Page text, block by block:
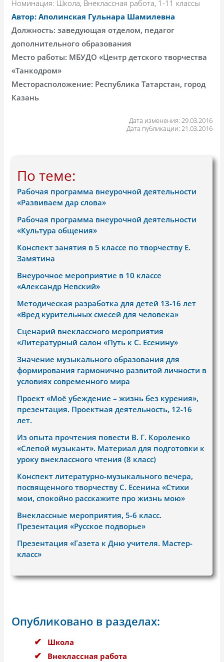
Номинация: Школа, Внеклассная работа, 1-11 классы
Автор: Аполинская Гульнара Шамилевна
Должность: заведующая отделом, педагог
дополнительного образования
Место работы: МБУДО «Центр детского творчества
«Танкодром»
Месторасположение: Республика Татарстан, город
Казань
Дата изменения: 29.03.2016
Дата публикации: 21.03.2016
По теме:
Рабочая программа внеурочной деятельности
«Развиваем дар слова»
Рабочая программа внеурочной деятельности
«Культура общения»
Конспект занятия в 5 классе по творчеству Е.
Замятина
Внеурочное мероприятие в 10 классе
«Александр Невский»
Методическая разработка для детей 13-16 лет
«Вред курительных смесей для человека»
Сценарий внеклассного мероприятия
«Литературный салон «Путь к С. Есенину»
Значение музыкального образования для
формирования гармонично развитой личности в
условиях современного мира
Проект «Моё убеждение – жизнь без курения»,
презентация. Проектная деятельность, 12-16
лет.
Из опыта прочтения повести В. Г. Короленко
«Слепой музыкант». Материал для подготовки к
уроку внеклассного чтения (8 класс)
Конспект литературно-музыкального вечера,
посвященного творчеству С. Есенина «Стихи
мои, спокойно расскажите про жизнь мою»
Внеклассные мероприятия, 5-6 класс.
Презентация «Русское подворье»
Презентация «Газета к Дню учителя. Мастер-
класс»
Опубликовано в разделах:
Школа
Внеклассная работа